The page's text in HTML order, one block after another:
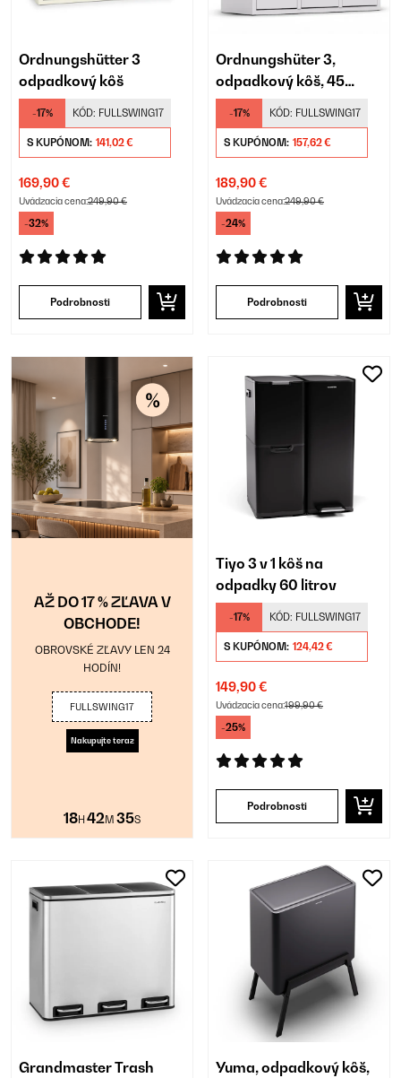
Ordnungshütter 3
odpadkový kôš
-17% KÓD: FULLSWING17
S KUPÓNOM: 141,02 €
169,90 €
Uvádzacia cena:249,90 €
-32%
Podrobnosti
Ordnungshüter 3,
odpadkový kôš, 45
litrov
-17% KÓD: FULLSWING17
S KUPÓNOM: 157,62 €
189,90 €
Uvádzacia cena:249,90 €
-24%
Podrobnosti
AŽ DO 17 % ZĽAVA V
OBCHODE!
OBROVSKÉ ZĽAVY LEN 24
HODÍN!
FULLSWING17
Nakupujte teraz
18H 42M 34S
Tiyo 3 v 1 kôš na
odpadky 60 litrov
-17% KÓD: FULLSWING17
S KUPÓNOM: 124,42 €
149,90 €
Uvádzacia cena:199,90 €
-25%
Podrobnosti
Grandmaster Trash
Yuma, odpadkový kôš,